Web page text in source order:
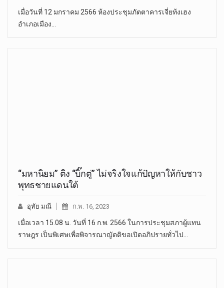
เมื่อวันที่ 12 มกราคม 2566 ห้องประชุมภัตตาคารเจี่ยท้งเฮง
อำเภอเมือง…
“มหานิยม” ติง “บิ๊กตู่” ไม่จริงใจแก้ปัญหาให้กับชาว
พุทธชายแดนใต้
อุทัย มณี ก.พ. 16, 2023
เมื่อเวลา 15.08 น. วันที่ 16 ก.พ. 2566 ในการประชุมสภาผู้แทน
ราษฎร เป็นพิเศษเพื่อพิจารณาญัตติขอเปิดอภิปรายทั่วไป…